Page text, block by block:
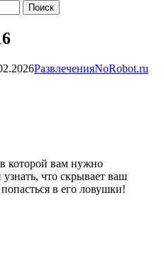
РазвлеченияNoRobot.ru
которой вам нужно
что скрывает ваш
в его ловушки!